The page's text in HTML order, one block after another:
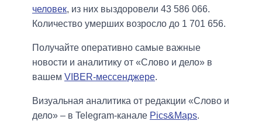
человек, из них выздоровели 43 586 066.
Количество умерших возросло до 1 701 656.
Получайте оперативно самые важные
новости и аналитику от «Слово и дело» в
вашем VIBER-мессенджере.
Визуальная аналитика от редакции «Слово и
дело» – в Telegram-канале Pics&Maps.